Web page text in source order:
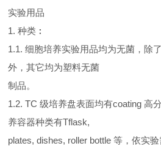
实验用品
1. 种类︰
1.1. 细胞培养实验用品均为无菌，除
外，其它均为塑料无菌
制品。
1.2. TC 级培养盘表面均有coating 高
养容器种类有Tflask,
plates, dishes, roller bottle 等，依实验